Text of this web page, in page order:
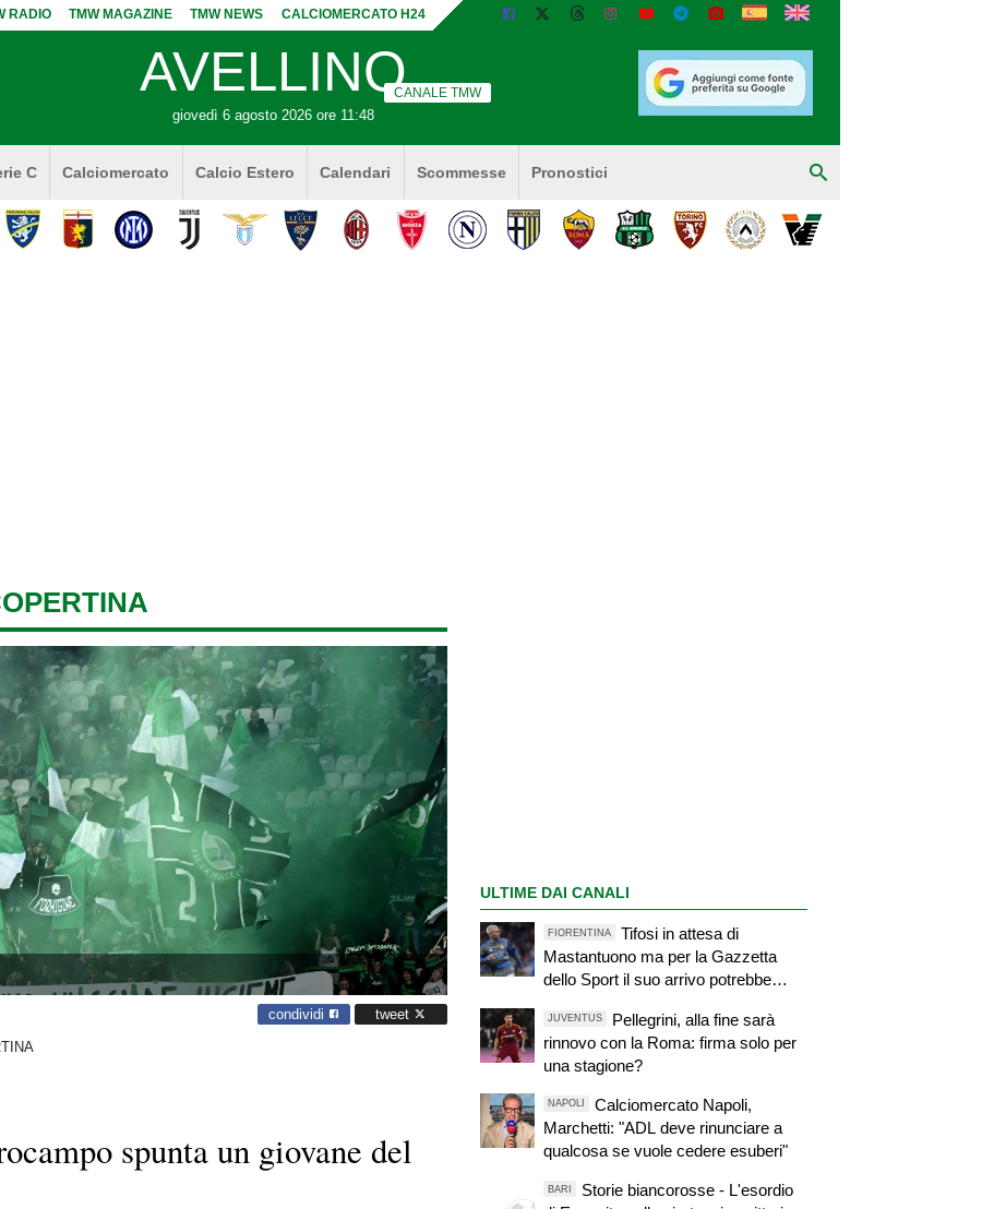
RADIO TMW MAGAZINE TMW NEWS CALCIOMERCATO H24
AVELLINO
giovedì 6 agosto 2026 ore 11:48
CANALE TMW
C Calciomercato Calcio Estero Calendari Scommesse Pronostici
condividi tweet
spunta un giovane del
ULTIME DAI CANALI
FIORENTINA
Tifosi in attesa di
Mastantuono ma per la Gazzetta
dello Sport il suo arrivo potrebbe
JUVENTUS
Pellegrini, alla fine sarà
rinnovo con la Roma: firma solo per
una stagione?
NAPOLI
Calciomercato Napoli,
Marchetti: "ADL deve rinunciare a
qualcosa se vuole cedere esuberi"
BARI
Storie biancorosse - L'esordio